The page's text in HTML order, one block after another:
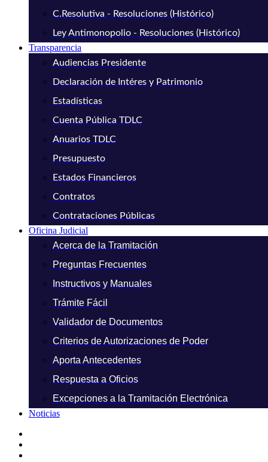
C.Resolutiva - Resoluciones (Histórico)
Ley Antimonopolio - Resoluciones (Histórico)
Transparencia
Audiencias Presidente
Declaración de Intéres y Patrimonio
Estadísticas
Cuenta Pública TDLC
Anuarios TDLC
Presupuesto
Estados Financieros
Contratos
Contrataciones Públicas
Oficina Judicial
Acerca de la Tramitación
Preguntas Frecuentes
Instructivos y Manuales
Trámite Fácil
Validador de Documentos
Criterios de Autorizaciones de Poder
Aporta Antecedentes
Respuesta a Oficios
Excepciones a la Tramitación Electrónica
Noticias